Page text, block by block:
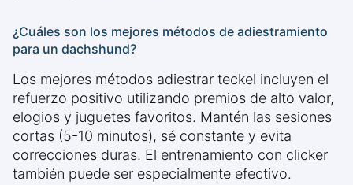
¿Cuáles son los mejores métodos de adiestramiento
para un dachshund?
Los mejores métodos adiestrar teckel incluyen el
refuerzo positivo utilizando premios de alto valor,
elogios y juguetes favoritos. Mantén las sesiones
cortas (5-10 minutos), sé constante y evita
correcciones duras. El entrenamiento con clicker
también puede ser especialmente efectivo.